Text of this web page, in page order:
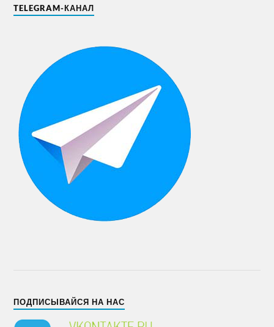
TELEGRAM-КАНАЛ
ПОДПИСЫВАЙСЯ НА НАС